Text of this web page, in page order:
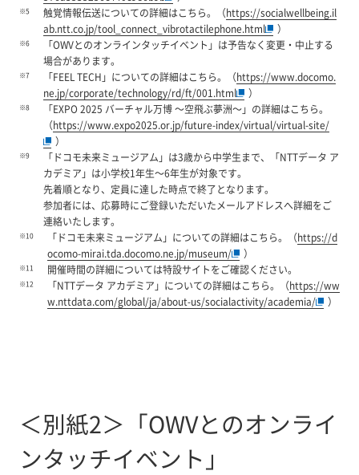
※5 触覚情報伝送についての詳細はこちら。（https://socialwellbeing.il
ab.ntt.co.jp/tool_connect_vibrotactilephone.html
）
※6
「OWVとのオンラインタッチイベント」は予告なく変更・中止する
場合があります。
※7 「FEEL TECH」についての詳細はこちら。（https://www.docomo.
ne.jp/corporate/technology/rd/ft/001.html
）
※8
「EXPO 2025 バーチャル万博 ～空飛ぶ夢洲～」の詳細はこちら。
（https://www.expo2025.or.jp/future-index/virtual/virtual-site/
）
※9
「ドコモ未来ミュージアム」は3歳から中学生まで、「NTTデータ ア
カデミア」は小学校1年生～6年生が対象です。
先着順となり、定員に達した時点で終了となります。
参加者には、応募時にご登録いただいたメールアドレスへ詳細をご
連絡いたします。
※10 「ドコモ未来ミュージアム」についての詳細はこちら。（https://d
ocomo-mirai.tda.docomo.ne.jp/museum/
）
※11 開催時間の詳細については特設サイトをご確認ください。
※12 「NTTデータ アカデミア」についての詳細はこちら。（https://ww
w.nttdata.com/global/ja/about-us/socialactivity/academia/
）
＜別紙2＞「OWVとのオンライ
ンタッチイベント」